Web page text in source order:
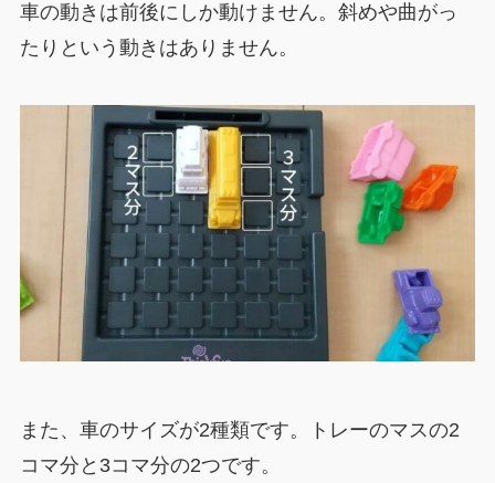
車の動きは前後にしか動けません。斜めや曲がっ
たりという動きはありません。
また、車のサイズが2種類です。トレーのマスの2
コマ分と3コマ分の2つです。